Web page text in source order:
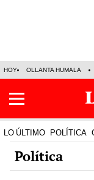
HOY OLLANTA HUMALA
LO ÚLTIMO POLÍTICA
Política